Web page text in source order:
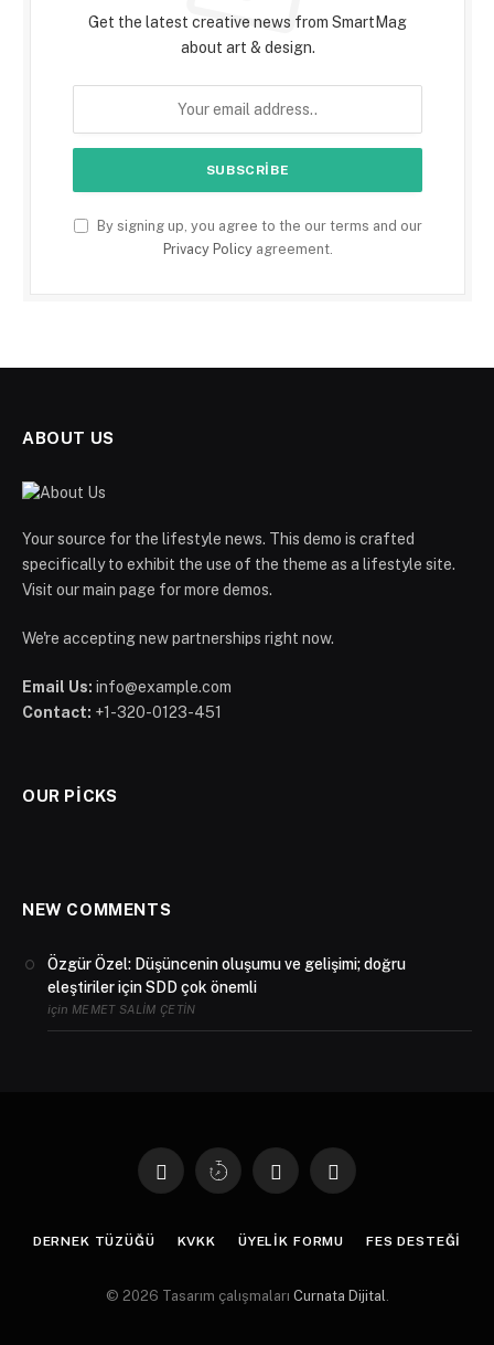
Get the latest creative news from SmartMag
about art & design.
By signing up, you agree to the our terms and our
Privacy Policyagreement.
ABOUT US
Your source for the lifestyle news. This demo is crafted
specifically to exhibit the use of the theme as a lifestyle site.
Visit our main page for more demos.
We're accepting new partnerships right now.
Email Us: info@example.com
Contact: +1-320-0123-451
OUR PICKS
NEW COMMENTS
Özgür Özel: Düşüncenin oluşumu ve gelişimi; doğru
eleştiriler için SDD çok önemli
için MEMET SALIM ÇETIN
Facebook
X
InstagramYouTube
DERNEK TÜZÜĞÜ KVKK ÜYELİK FORMU FES DESTEĞİ
© 2026 Tasarım çalışmaları Curnata Dijital.